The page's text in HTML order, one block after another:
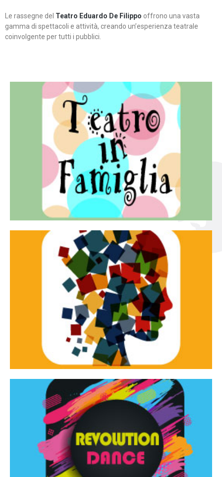
Le rassegne del Teatro Eduardo De Filippo offrono una vasta
gamma di spettacoli e attività, creando un’esperienza teatrale
coinvolgente per tutti i pubblici.
Teatro in famiglia
Teatro In Famiglia è una rassegna di teatro concepita
per far condividere e godere del teatro all’intera
famiglia.
Continua
Tracce dinamiche
Tracce Dinamiche è una rassegna di teatro
d’innovazione e sperimentale.
Continua
Revolution Dance
Rassegna di danza contemporanea – I Edizione